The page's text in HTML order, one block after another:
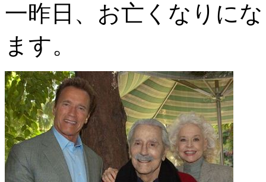
一昨日、お亡くなりに
ます。